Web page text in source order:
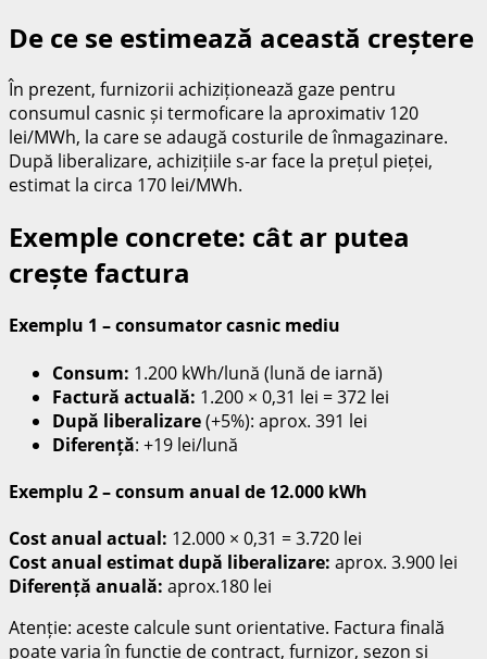
De ce se estimează această creștere
În prezent, furnizorii achiziționează gaze pentru
consumul casnic și termoficare la aproximativ 120
lei/MWh, la care se adaugă costurile de înmagazinare.
După liberalizare, achizițiile s-ar face la prețul pieței,
estimat la circa 170 lei/MWh.
Exemple concrete: cât ar putea
crește factura
Exemplu 1 – consumator casnic mediu
Consum: 1.200 kWh/lună (lună de iarnă)
Factură actuală: 1.200 × 0,31 lei = 372 lei
După liberalizare(+5%): aprox. 391 lei
Diferență: +19 lei/lună
Exemplu 2 – consum anual de 12.000 kWh
Cost anual actual: 12.000 × 0,31 = 3.720 lei
Cost anual estimat după liberalizare: aprox. 3.900 lei
Diferență anuală: aprox.180 lei
Atenție: aceste calcule sunt orientative. Factura finală
poate varia în funcție de contract, furnizor, sezon și